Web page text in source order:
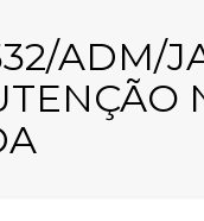
ADM/